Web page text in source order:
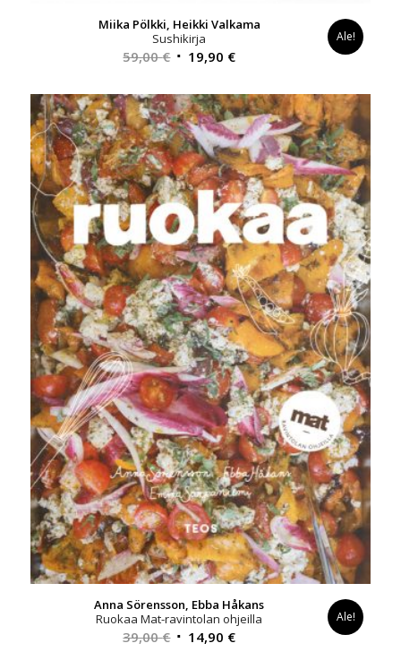
Miika Pölkki, Heikki Valkama
Sushikirja
59,00€ Alkuperäinen
oli:
59,00 €.
19,90 €Nykyinen
on:
19,90 €.
Ale!
Anna Sörensson, Ebba Håkans
Ruokaa Mat-ravintolan ohjeilla
39,00€ Alkuperäinen
14,90 €Nykyinen
Ale!